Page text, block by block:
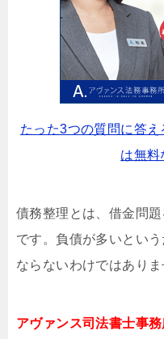
たった3つの質問に答
は無料
債務整理とは、借金問
です。負債が多いとい
ならないわけではありま
アヴァンス司法書士事務